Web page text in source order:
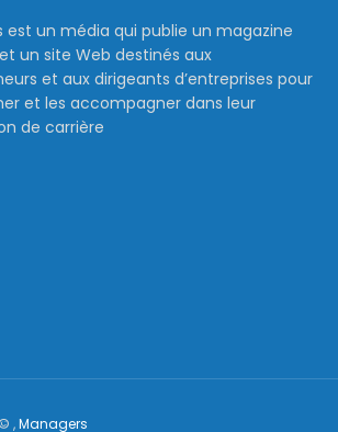
est un média qui publie un magazine
un site Web destinés aux
et aux dirigeants d’entreprises pour
et les accompagner dans leur
de carrière
,Managers